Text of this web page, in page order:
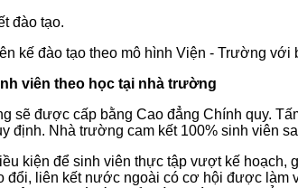
đào tạo.
kế đào tạo theo mô hình Viện - Trường với
viên theo học tại nhà trường
sẽ được cấp bằng Cao đẳng Chính quy.
định. Nhà trường cam kết 100% sinh viên
kiện để sinh viên thực tập vượt kế
đổi, liên kết nước ngoài có cơ hội được